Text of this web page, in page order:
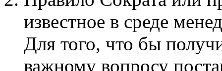
известное в среде
Для того, что бы
важному вопросу